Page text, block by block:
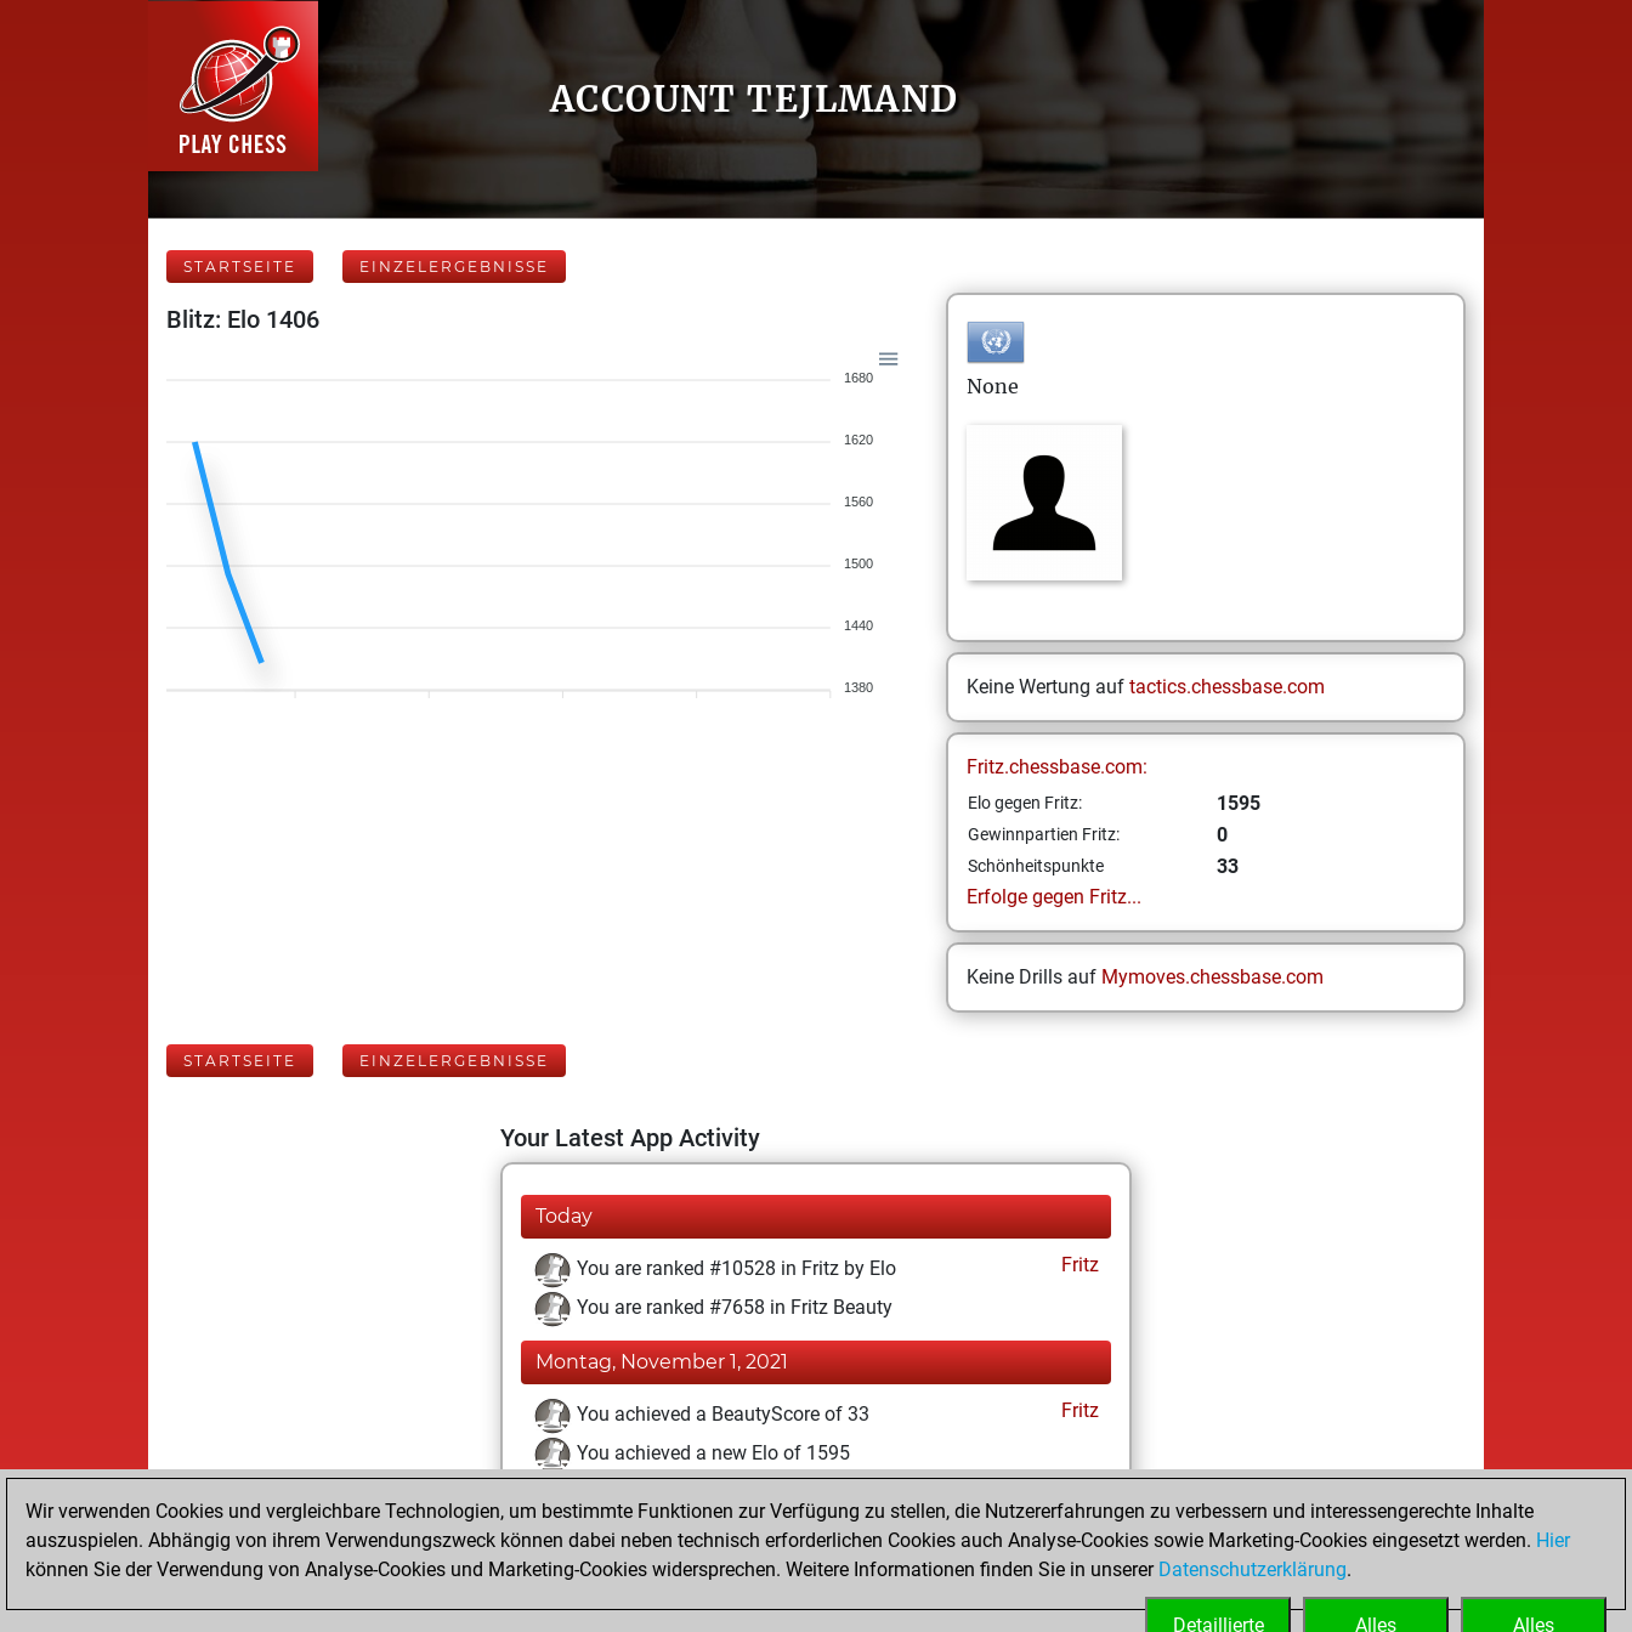
ACCOUNT TEJLMAND
STARTSEITE EINZELERGEBNISSE
Blitz: Elo 1406
1680
1620
1560
1500
1440
1380
None
Keine Wertung auf tactics.chessbase.com
Fritz.chessbase.com:
Elo gegen Fritz: 1595
Gewinnpartien Fritz: 0
Schönheitspunkte
33
Erfolge gegen Fritz...
Keine Drills auf Mymoves.chessbase.com
STARTSEITE EINZELERGEBNISSE
Your Latest App Activity
Today
You are ranked #10528 in Fritz by Elo
Fritz
You are ranked #7658 in Fritz Beauty
Montag, November 1, 2021
You achieved a BeautyScore of 33
Fritz
You achieved a new Elo of 1595
You played 2 blitz games
Play
You scored +0 =0 -2 in blitz
Wir verwenden Cookies und vergleichbare Technologien, um bestimmte Funktionen zur Verfügung zu stellen, die Nutzererfahrungen zu verbessern und interessengerechte Inhalte
auszuspielen. Abhängig von ihrem Verwendungszweck können dabei neben technisch erforderlichen Cookies auch Analyse-Cookies sowie Marketing-Cookies eingesetzt werden. Hier
können Sie der Verwendung von Analyse-Cookies und Marketing-Cookies widersprechen. Weitere Informationen finden Sie in unserer Datenschutzerklärung.
Alles
Alles
Detaillierte